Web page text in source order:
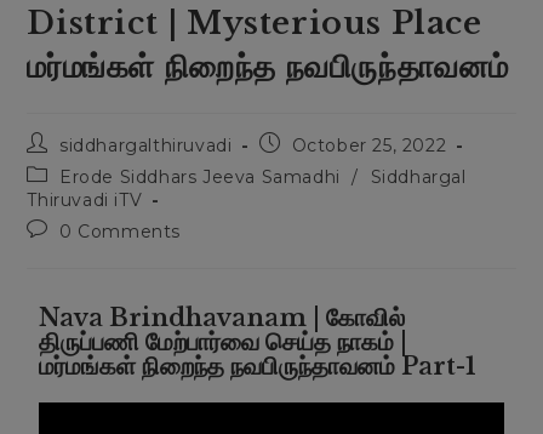
District | Mysterious Place
மர்மங்கள் நிறைந்த நவபிருந்தாவனம்
siddhargalthiruvadi
October 25, 2022
Erode Siddhars Jeeva Samadhi
/
Siddhargal
Thiruvadi iTV
0 Comments
Nava Brindhavanam | கோவில்
திருப்பணி மேற்பார்வை செய்த நாகம் |
மர்மங்கள் நிறைந்த நவபிருந்தாவனம் Part-1